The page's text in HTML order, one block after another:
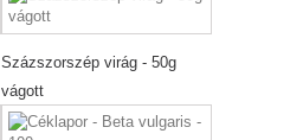
Százszorszép virág - 50g
vágott